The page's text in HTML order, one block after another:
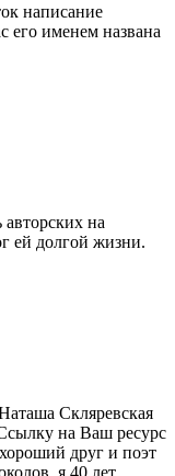
написание
его именем названа
на
ей долгой жизни.
Скляревская
на Ваш ресурс
друг и поэт
я 40 лет